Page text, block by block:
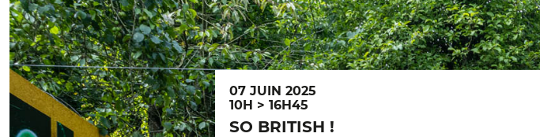
07 JUIN 2025
10H > 16H45
SO BRITISH !